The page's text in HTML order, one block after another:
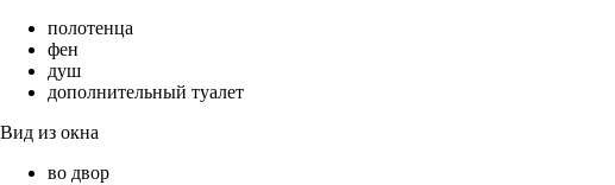
полотенца
фен
душ
дополнительный туалет
Вид из окна
во двор